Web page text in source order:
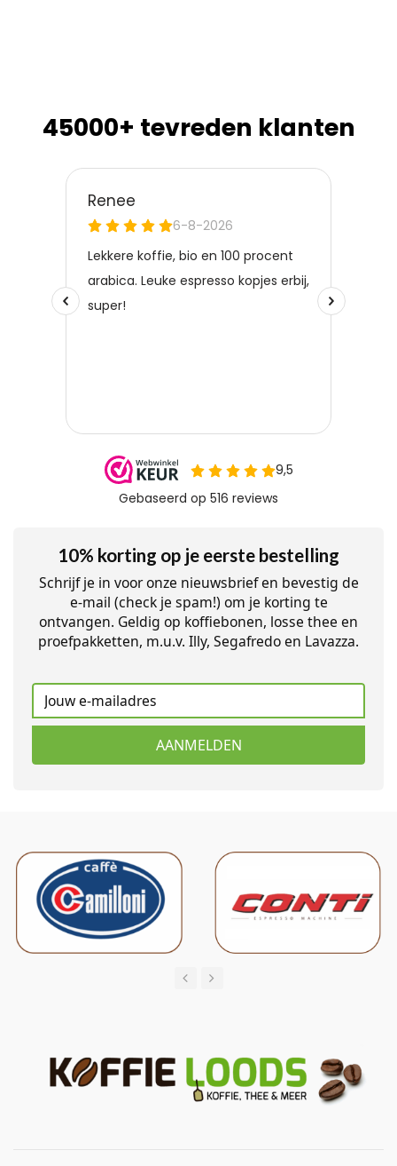
45000+ tevreden klanten
10% korting op je eerste bestelling
Schrijf je in voor onze nieuwsbrief en bevestig de
e-mail (check je spam!) om je korting te
ontvangen. Geldig op koffiebonen, losse thee en
proefpakketten, m.u.v. Illy, Segafredo en Lavazza.
AANMELDEN